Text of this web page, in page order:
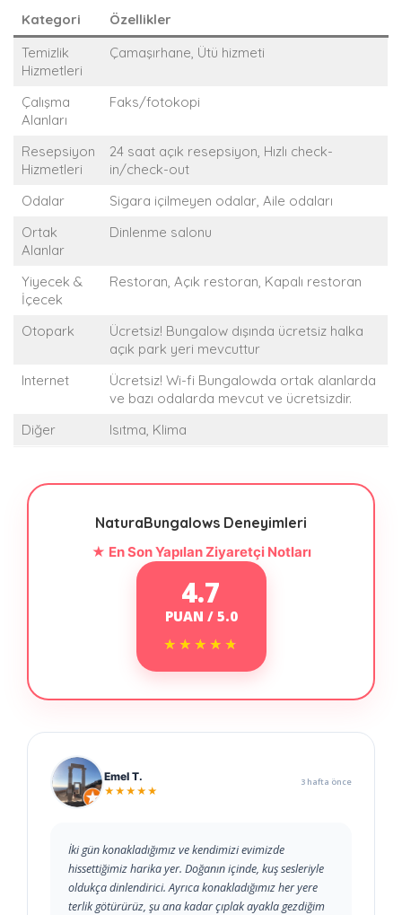
Kategori
Özellikler
Temizlik
Hizmetleri
Çamaşırhane, Ütü hizmeti
Çalışma
Alanları
Faks/fotokopi
Resepsiyon
Hizmetleri
24 saat açık resepsiyon, Hızlı check-
in/check-out
Odalar
Sigara içilmeyen odalar, Aile odaları
Ortak
Alanlar
Dinlenme salonu
Yiyecek &
İçecek
Restoran, Açık restoran, Kapalı restoran
Otopark
Ücretsiz! Bungalow dışında ücretsiz halka
açık park yeri mevcuttur
Internet
Ücretsiz! Wi-fi Bungalowda ortak alanlarda
ve bazı odalarda mevcut ve ücretsizdir.
Diğer
Isıtma, Klima
NaturaBungalows Deneyimleri
★ En Son Yapılan Ziyaretçi Notları
4.7
PUAN / 5.0
★★★★★
★★★★★
Emel T.
★★★★★
3 hafta önce
İki gün konakladığımız ve kendimizi evimizde
hissettiğimiz harika yer. Doğanın içinde, kuş sesleriyle
oldukça dinlendirici. Ayrıca konakladığımız her yere
terlik götürürüz, şu ana kadar çıplak ayakla gezdiğim